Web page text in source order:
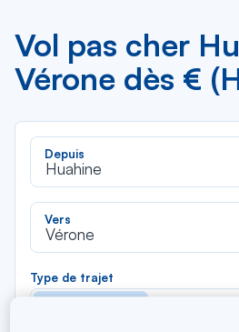
Vol pas cher
Vérone dès €
Depuis
Huahine
Vers
Vérone
Type de trajet